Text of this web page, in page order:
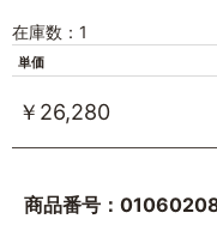
在庫数：1
単価
￥26,280
商品番号：